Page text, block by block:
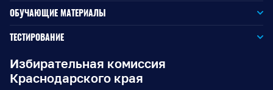
Избирательная комиссия
Краснодарского края
Законодательство РФ
Законодательство КК
Документы ЦИК России
Документы ИККК
ОБУЧАЮЩИЕ МАТЕРИАЛЫ
Для окружной избирательной комиссии
Для территориальной избирательной комиссии
Для участковой избирательной комиссии
ТЕСТИРОВАНИЕ
Для членов участковых избирательных комиссий